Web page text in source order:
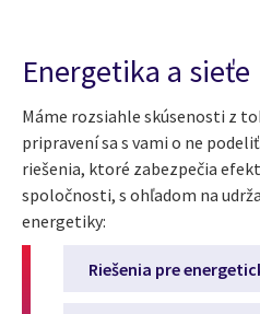
Energetika a sieťe
Máme rozsiahle skúsenosti z
pripravení sa s vami o ne
riešenia, ktoré zabezpečia
spoločnosti, s ohľadom na
energetiky:
Riešenia pre